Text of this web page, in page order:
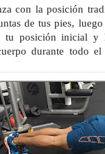
con la posición
de tus pies,
tu posición inicial
durante todo